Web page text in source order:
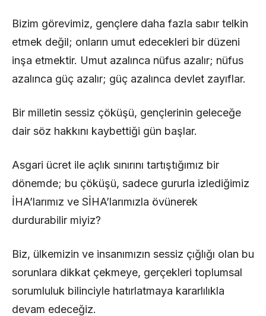
Bizim görevimiz, gençlere daha fazla sabır telkin
etmek değil; onların umut edecekleri bir düzeni
inşa etmektir. Umut azalınca nüfus azalır; nüfus
azalınca güç azalır; güç azalınca devlet zayıflar.
Bir milletin sessiz çöküşü, gençlerinin geleceğe
dair söz hakkını kaybettiği gün başlar.
Asgari ücret ile açlık sınırını tartıştığımız bir
dönemde; bu çöküşü, sadece gururla izlediğimiz
İHA’larımız ve SİHA’larımızla övünerek
durdurabilir miyiz?
Biz, ülkemizin ve insanımızın sessiz çığlığı olan bu
sorunlara dikkat çekmeye, gerçekleri toplumsal
sorumluluk bilinciyle hatırlatmaya kararlılıkla
devam edeceğiz.